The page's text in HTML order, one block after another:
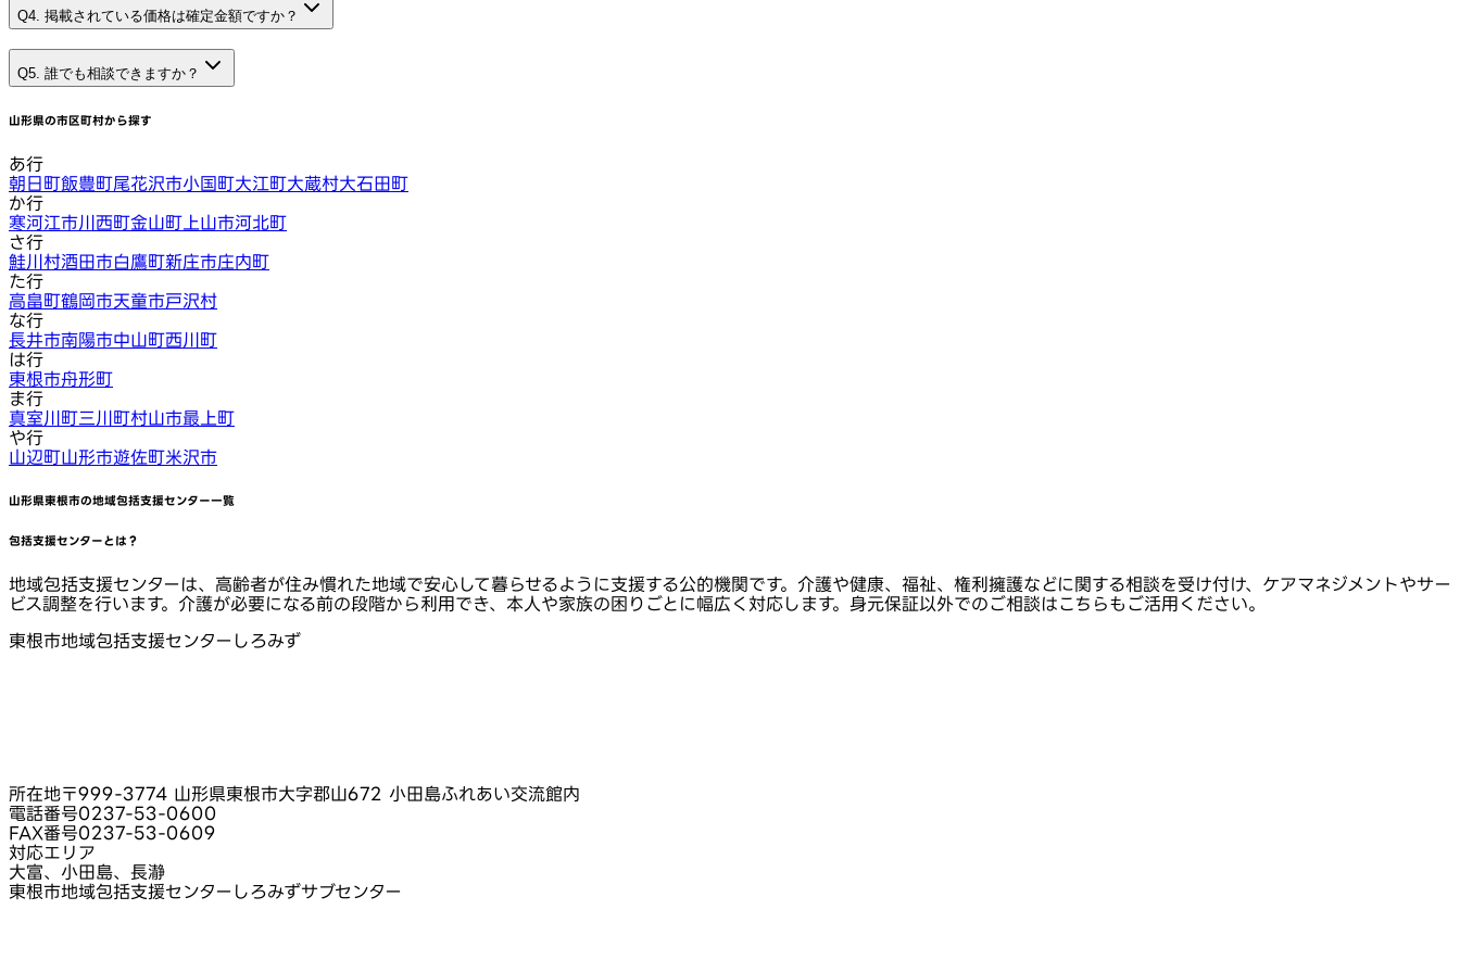
Q4. 掲載されている価格は確定金額ですか？
Q5. 誰でも相談できますか？
山形県の市区町村から探す
あ行
朝日町飯豊町尾花沢市小国町大江町大蔵村大石田町
か行
寒河江市川西町金山町 上山市河北町
さ行
鮭川村酒田市白鷹町新庄市庄内町
た行
高畠町鶴岡市天童市戸沢村
な行
長井市南陽市中山町西川町
は行
東根市舟形町
ま行
真室川町三川町村山市最上町
や行
山辺町山形市遊佐町米沢市
山形県東根市の地域包括支援センター一覧
包括支援センターとは？
地域包括支援センターは、高齢者が住み慣れた地域で安心して暮らせるように支援する公的機関です。介護や健康、福祉、権利擁護などに関する相談を受け付け、ケアマネジメントやサー
ビス調整を行います。介護が必要になる前の段階から利用でき、本人や家族の困りごとに幅広く対応します。身元保証以外でのご相談はこちらもご活用ください。
東根市地域包括支援センターしろみず
所在地〒999-3774 山形県東根市大字郡山672 小田島ふれあい交流館内
電話番号0237-53-0600
FAX番号0237-53-0609
対応エリア
大富、小田島、長瀞
東根市地域包括支援センターしろみずサブセンター